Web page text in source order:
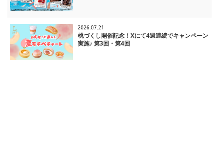
2026.07.21
桃づくし開催記念！Xにて4週連続でキャンペーン
実施♪ 第3回・第4回